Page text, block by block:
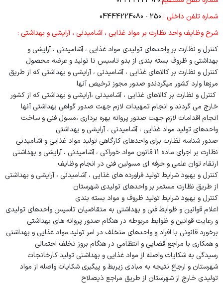
روابط عمومی
حراست
نظارت بر درمان
نظارت بر مواد غذایی
فناوری اطلاعات
امور رفاهی
امور مالی
عامل مالی
کارشناس بودجه
اعتبارات
تعهدی
رسیدگی
امین اموال
کارپردازی
نوبت دهی اینترنتی
انتقادات و پیشنهادات
ثبت شکایت
آموزش بیمار بیمارستان امام خمینی (ره)
آموزش بیمار بیمارستان قاسم سلیمانی
شماره تلفن داخلی :
شرح وظایف واحد نظارت بر مواد غذایی ، آشامیدنی ، آرایشی و بهداشتی :
کنترل و نظارت بر واحدهای تولیدی مواد غذایی ، آشامیدنی ، آرایشی و
بهداشتی و ظروف بسته بندی از بدو تاسیس تا تولید و عرضه محصول
کنترل و نظارت بر کالاهای غذایی ، آشامیدنی ، آرایشی و بهداشتی که از طریق
مرزها وارد کشور میگردندو صدور مجوز ترخیص آنها
کنترل و نظارت بر کالاهای غذایی ، آشامیدنی ،آرایشی و بهداشتی که از کشور
خارج می گردند و انجام تمهیدات لازم جهت صدور گواهی بهداشتی آنها
انجام اقدامات لازم جهت صدور پروانه بهره برداری ،مسول فنی و ساخت
واحدهای تولید مواد غذایی ، آشامیدنی ، آرایشی و بهداشتی
صدور شناسه نظارت برای واحدهای کارگاهی تولید مواد غذایی و آشامیدنی
نظارت بر اجرای ماده 11 قانون مواد خوراکی ، آشامیدنی ، آرایشی و بهداشتی
ارتقاء توان علمی و حرفه ای مسولین فنی در انجام وظایف
کنترل و بهبود شرایط تولید فراورده های غذایی ، آشامیدنی ، آرایشی و بهداشتی
از طریق نظارت مستمر بر واحدهای تولیدی شهرستان
کنترل و بهبود شرایط تولید ظروف و مواد بسته بندی
اعلام قوانین و ظوابط فنی و بهداشتی به متقاضیان تاسیس واحدهای تولیدی
و رعایت قوانین و ظوابط مربوطه در هنگام صدور پروانه های بهداشتی
برخورد قانونی با افراد و واحدهای متخلف در امر تولید مواد غذایی و بهداشتی
و همکاری با مراجع قضایی و انتظامی در هنگام بروز تخلف احتمالی
رسیدگی به شکایات واصله از مواد غذایی و بهداشتی تولید کارخانجات
شهرستان و ارجاع نتیجه به مبادی زیربط و پیگیری شکایات واصله از مواد
تولیدی خارج از شهرستان از طریق مراجع ذیصلاح